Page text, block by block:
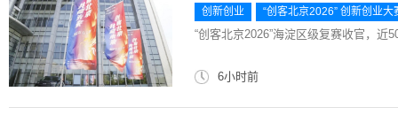
创新创业 “创客北京2026” 创新创业大
“创客北京2026”海淀区级复赛收官，近
6小时前